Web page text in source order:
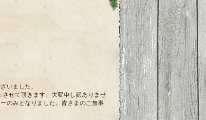
いました。
せて頂きます。大変申し訳ありませ
のみとなりました。皆さまのご無事